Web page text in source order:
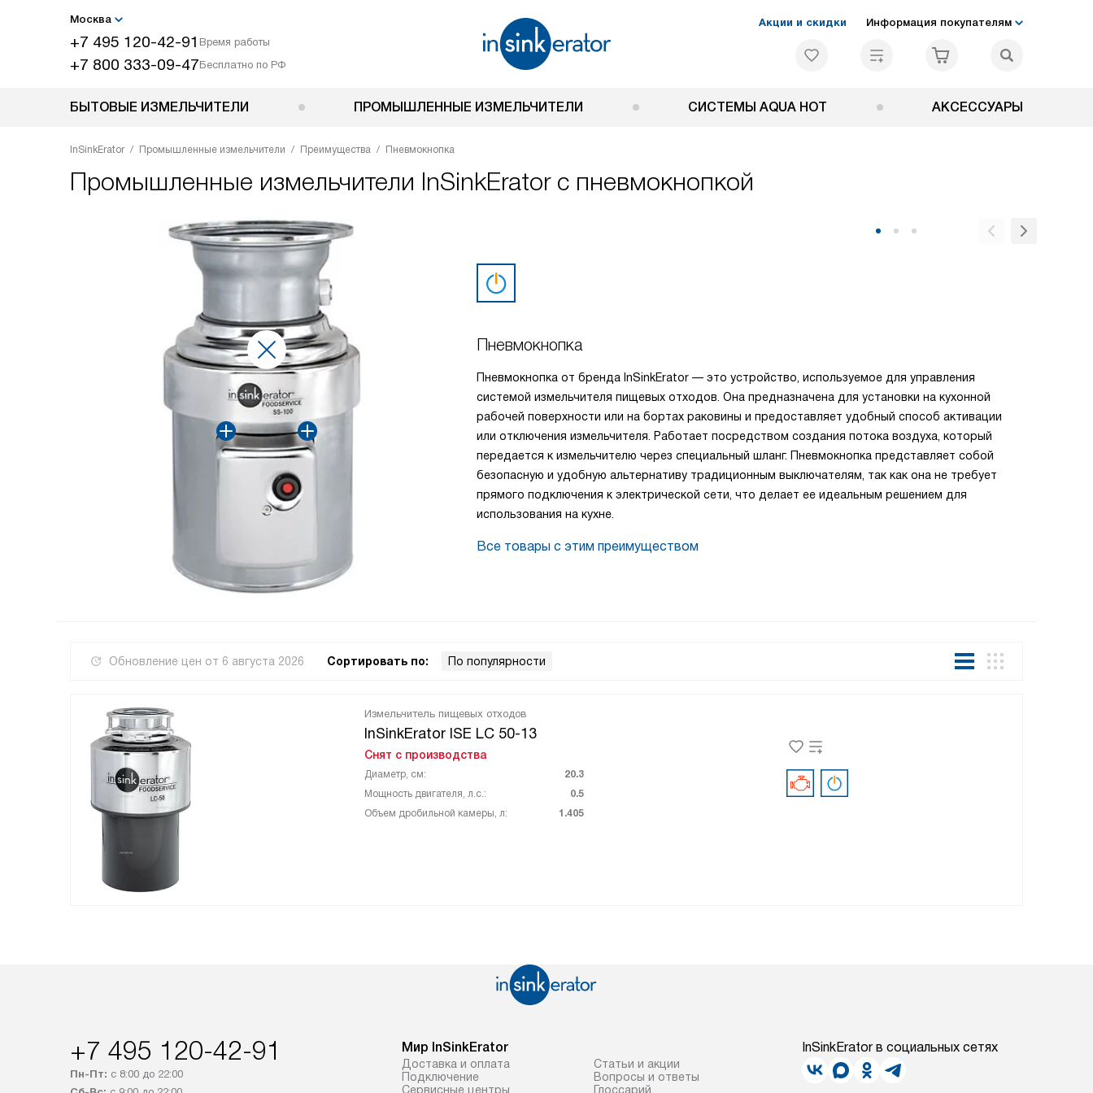
Москва
+7 495 120-42-91 Время работы
+7 800 333-09-47Бесплатно по РФ
Акции и скидки Информация покупателям
БЫТОВЫЕ ИЗМЕЛЬЧИТЕЛИ ПРОМЫШЛЕННЫЕ ИЗМЕЛЬЧИТЕЛИ СИСТЕМЫ AQUA HOT АКСЕССУАРЫ
InSinkErator Промышленные измельчители Преимущества Пневмокнопка
Промышленные измельчители InSinkErator с пневмокнопкой
Пневмокнопка
Пневмокнопка от бренда InSinkErator — это устройство, используемое для управления
системой измельчителя пищевых отходов. Она предназначена для установки на кухонной
рабочей поверхности или на бортах раковины и предоставляет удобный способ активации
или отключения измельчителя. Работает посредством создания потока воздуха, который
передается к измельчителю через специальный шланг. Пневмокнопка представляет собой
безопасную и удобную альтернативу традиционным выключателям, так как она не требует
прямого подключения к электрической сети, что делает ее идеальным решением для
использования на кухне.
Все товары с этим преимуществом
Обновление цен от 6 августа 2026 Сортировать по: По популярности
Измельчитель пищевых отходов
InSinkErator ISE LC 50-13
Снят с производства
Диаметр, см:
20.3
Мощность двигателя, л.с.:
0.5
Объем дробильной камеры, л:
1.405
+7 495 120-42-91
Пн-Пт: с 8:00 до 22:00
Мир InSinkErator
Доставка и оплата
Подключение
Сервисные центры
Статьи и акции
Вопросы и ответы
Глоссарий
InSinkErator в социальных сетях